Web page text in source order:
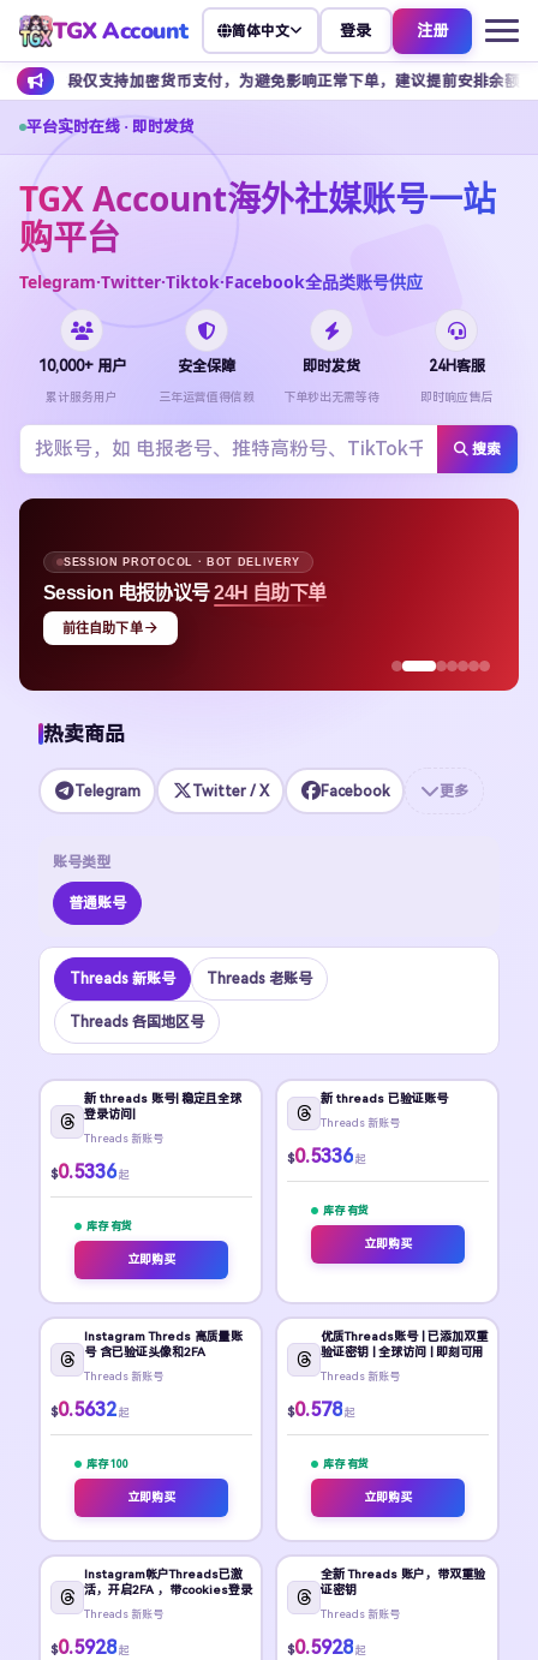
TGX Account 简体中文 登录 注册
货币支付，为避免影响正常下单，建议提前安排余额充值。 客
平台实时在线 · 即时发货
TGX Account海外社媒账号一站
购平台
Telegram·Twitter·Tiktok·Facebook全品类账号供应
10,000+ 用户
累计服务用户
安全保障
三年运营值得信赖
即时发货
下单秒出无需等待
24H客服
即时响应售后
搜索
SESSION PROTOCOL · BOT DELIVERY
Session 电报协议号24H 自助下单
前往自助下单
热卖商品
Telegram Twitter / X Facebook 更多
账号类型
普通账号
Threads 新账号 Threads 老账号
Threads 各国地区号
新 threads 账号| 稳定且全球
登录访问|
Threads 新账号
$0.5336 起
库存 有货
立即购买
新 threads 已验证账号
Threads 新账号
$0.5336 起
库存 有货
立即购买
Instagram Threds 高质量账
号 含已验证头像和2FA
Threads 新账号
$0.5632 起
库存 100
立即购买
优质Threads账号 | 已添加双重
验证密钥 | 全球访问 | 即刻可用
Threads 新账号
$0.578 起
库存 有货
立即购买
Instagram帐户Threads已激
活，开启2FA ，带cookies登录
Threads 新账号
$0.5928 起
全新 Threads 账户，带双重验
证密钥
Threads 新账号
$0.5928 起